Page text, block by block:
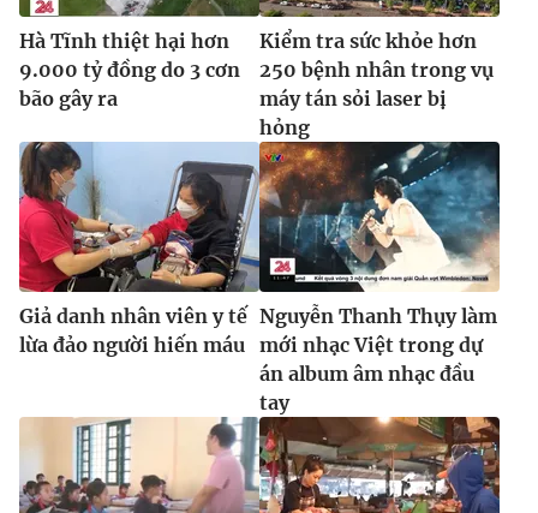
Hà Tĩnh thiệt hại hơn
9.000 tỷ đồng do 3 cơn
bão gây ra
Kiểm tra sức khỏe hơn
250 bệnh nhân trong vụ
máy tán sỏi laser bị
hỏng
Giả danh nhân viên y tế
lừa đảo người hiến máu
Nguyễn Thanh Thụy làm
mới nhạc Việt trong dự
án album âm nhạc đầu
tay